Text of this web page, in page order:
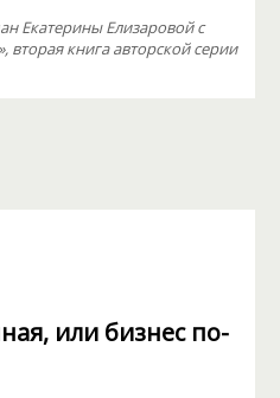
Екатерины Елизаровой с
книга авторской серии
или бизнес по-